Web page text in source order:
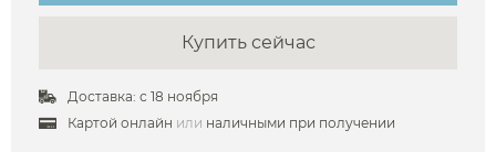
Купить сейчас
Доставка: с 18 ноября
Картой онлайн или наличными при получении